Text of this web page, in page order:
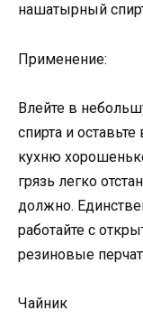
нашатырный
Применение:
Влейте в
спирта и
кухню
грязь легко
должно.
работайте с
резиновые
Чайник